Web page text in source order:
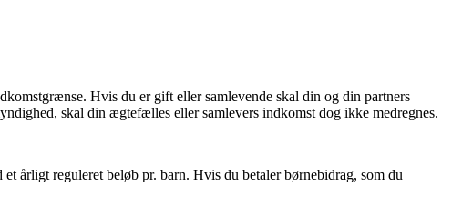
Hvis du er gift eller samlevende skal din og din partners
skal din ægtefælles eller samlevers indkomst dog ikke medregnes.
årligt reguleret beløb pr. barn. Hvis du betaler børnebidrag, som du